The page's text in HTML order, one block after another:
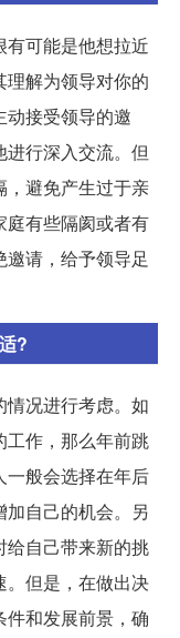
可能是他想拉近
解为领导对你的
接受领导的邀
行深入交流。但
，避免产生过于亲
庭有些隔阂或者有
请，给予领导足
?
况进行考虑。如
工作，那么年前跳
一般会选择在年后
自己的机会。另
给自己带来新的挑
。但是，在做出决
和发展前景，确